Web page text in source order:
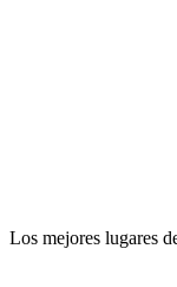
Los mejores lugares